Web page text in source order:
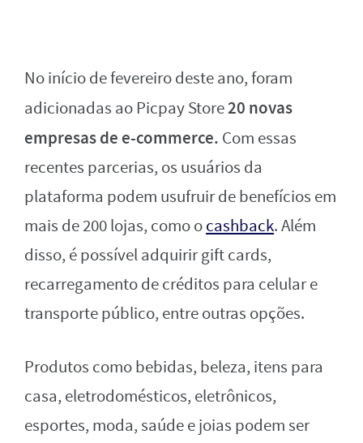
No início de fevereiro deste ano, foram
adicionadas ao Picpay Store20 novas
empresas de e-commerce. Com essas
recentes parcerias, os usuários da
plataforma podem usufruir de benefícios em
mais de 200 lojas, como ocashback. Além
disso, é possível adquirir gift cards,
recarregamento de créditos para celular e
transporte público, entre outras opções.
Produtos como bebidas, beleza, itens para
casa, eletrodomésticos, eletrônicos,
esportes, moda, saúde e joias podem ser